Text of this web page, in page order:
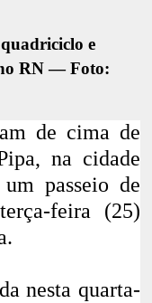
e
RN — Foto:
de cima de
na cidade
passeio de
feira (25)
nesta quarta-